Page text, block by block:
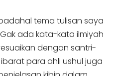
tema tulisan saya
ada kata-kata ilmiyah
dengan santri-
para ahli ushul juga